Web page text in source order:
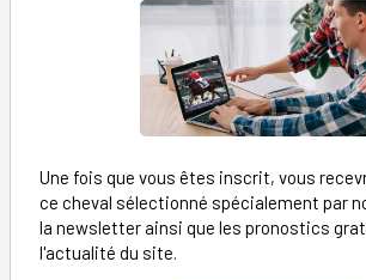
Une fois que vous êtes inscrit, vous
ce cheval sélectionné spécialement par
la newsletter ainsi que les pronostics
l'actualité du site.